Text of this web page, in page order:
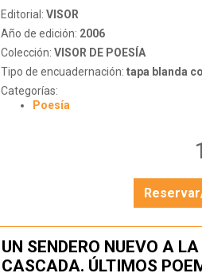
Editorial: VISOR
Año de edición: 2006
Colección: VISOR DE POESÍA
Tipo de encuadernación: tapa blanda
Categorías:
Poesía
UN SENDERO NUEVO A LA
CASCADA. ÚLTIMOS